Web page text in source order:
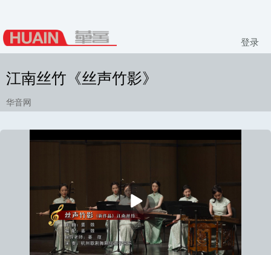
登录
江南丝竹《丝声竹影》
华音网
放